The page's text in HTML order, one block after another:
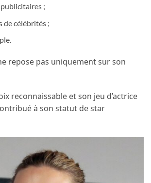
;
de célébrités ;
repose pas uniquement sur son
reconnaissable et son jeu d’actrice
à son statut de star